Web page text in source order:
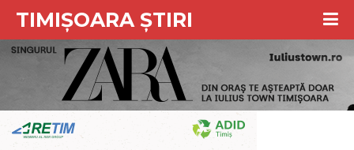
TIMIȘOARA ȘTIRI